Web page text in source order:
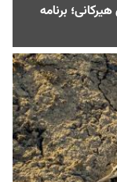
برنامه